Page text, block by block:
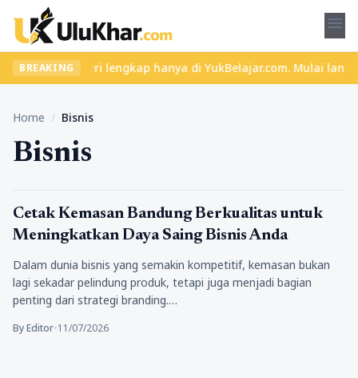
menu
BREAKING
materi lengkap hanya di YukBelajar.com. Mulai
Home / Bisnis
Bisnis
Bisnis
Cetak Kemasan Bandung Berkualitas untuk
Meningkatkan Daya Saing Bisnis Anda
Dalam dunia bisnis yang semakin kompetitif, kemasan bukan
lagi sekadar pelindung produk, tetapi juga menjadi bagian
penting dari strategi branding.…
By Editor•11/07/2026